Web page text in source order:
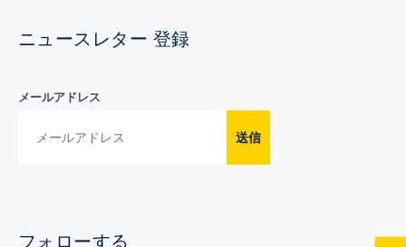
ニュースレター 登録
メールアドレス
送信
フォローする